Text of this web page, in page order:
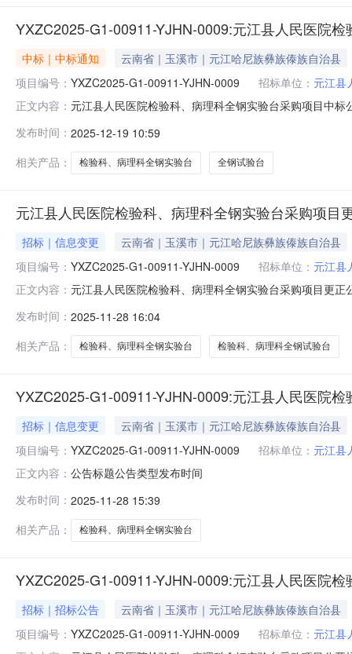
YXZC2025-G1-00911-YJHN-0009:元江县人民医院
中标｜中标通知
云南省｜玉溪市｜元江哈尼族彝族傣族自治县
项目编号： YXZC2025-G1-00911-YJHN-0009 招标单位： 元江县
正文内容： 元江县人民医院检验科、病理科全钢实验台采购项目中
式：项目联系人罗敏项目联系电话0877-6559410采购单
发布时间： 2025-12-19 10:59
相关产品：
检验科、病理科全钢实验台 全钢试验台
元江县人民医院检验科、病理科全钢实验台采购项目
招标｜信息变更
云南省｜玉溪市｜元江哈尼族彝族傣族自治县
项目编号： YXZC2025-G1-00911-YJHN-0009 招标单位： 元江县
正文内容： 元江县人民医院检验科、病理科全钢实验台采购项目更
正内容：1、更正事项：采购文件更正前内容：第五章
发布时间： 2025-11-28 16:04
相关产品：
检验科、病理科全钢实验台 检验科、病理科全钢试验台
YXZC2025-G1-00911-YJHN-0009:元江县人民医院
招标｜信息变更
云南省｜玉溪市｜元江哈尼族彝族傣族自治县
项目编号： YXZC2025-G1-00911-YJHN-0009 招标单位： 元江县
正文内容： 公告标题公告类型发布时间
发布时间： 2025-11-28 15:39
相关产品：
检验科、病理科全钢实验台
YXZC2025-G1-00911-YJHN-0009:元江县人民医院
招标｜招标公告
云南省｜玉溪市｜元江哈尼族彝族傣族自治县
项目编号： YXZC2025-G1-00911-YJHN-0009 招标单位： 元江县